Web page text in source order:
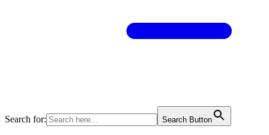
Search for: Search Button